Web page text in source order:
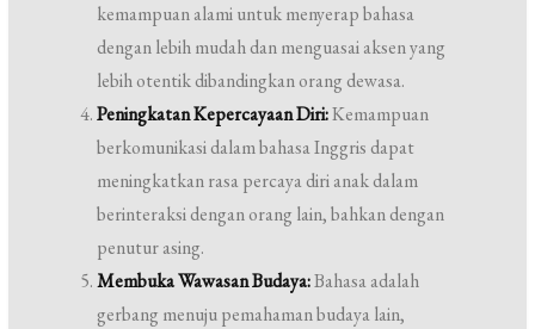
kemampuan alami untuk menyerap bahasa
dengan lebih mudah dan menguasai aksen yang
lebih otentik dibandingkan orang dewasa.
Peningkatan Kepercayaan Diri:Kemampuan
berkomunikasi dalam bahasa Inggris dapat
meningkatkan rasa percaya diri anak dalam
berinteraksi dengan orang lain, bahkan dengan
penutur asing.
Membuka Wawasan Budaya:Bahasa adalah
gerbang menuju pemahaman budaya lain,